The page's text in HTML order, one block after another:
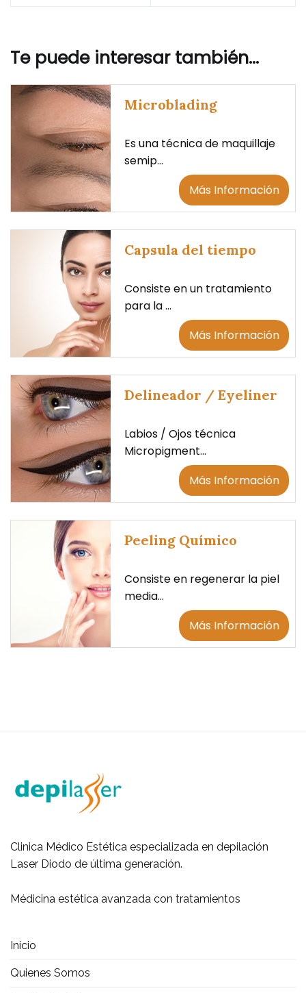
Te puede interesar también...
Microblading
Más Información
Es una técnica de maquillaje
semip...
Capsula del tiempo
Más Información
Consiste en un tratamiento
para la ...
Delineador / Eyeliner
Más Información
Labios / Ojos técnica
Micropigment...
Peeling Químico
Más Información
Consiste en regenerar la piel
media...
Clinica Médico Estética especializada en depilación
Laser Diodo de última generación.
Médicina estética avanzada con tratamientos
Inicio
Quienes Somos